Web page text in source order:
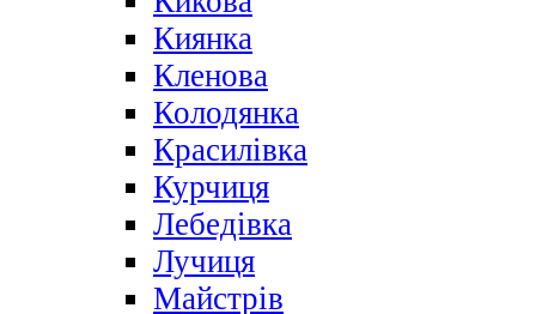
Киянка
Кленова
Колодянка
Красилівка
Курчиця
Лебедівка
Лучиця
Майстрів